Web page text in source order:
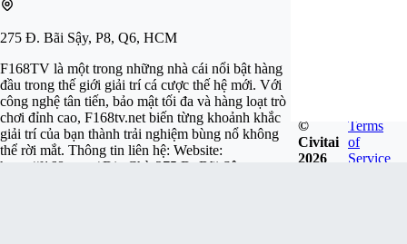
275 Đ. Bãi Sậy, P8, Q6, HCM
F168TV là một trong những nhà cái nổi bật hàng
đầu trong thế giới giải trí cá cược thế hệ mới. Với
công nghệ tân tiến, bảo mật tối đa và hàng loạt trò
chơi đỉnh cao, F168tv.net biến từng khoảnh khắc
giải trí của bạn thành trải nghiệm bùng nổ không
thể rời mắt. Thông tin liên hệ: Website:
https://f168tv.net/ Địa Chỉ: 275 Đ. Bãi Sậy,
©
Civitai
2026
Terms
of
Service